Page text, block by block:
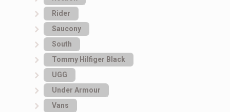
Rider
Saucony
South
Tommy Hilfiger Black
UGG
Under Armour
Vans